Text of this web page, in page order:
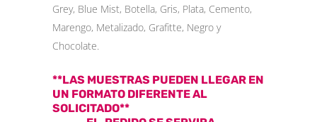
Grey, Blue Mist, Botella, Gris, Plata, Cemento,
Marengo, Metalizado, Grafitte, Negro y
Chocolate.
**LAS MUESTRAS PUEDEN LLEGAR EN
UN FORMATO DIFERENTE AL
SOLICITADO**